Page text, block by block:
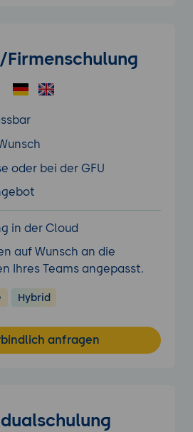
Firmenschulung
oder bei der GFU
in der Cloud
auf Wunsch an die
Ihres Teams angepasst.
Hybrid
anfragen